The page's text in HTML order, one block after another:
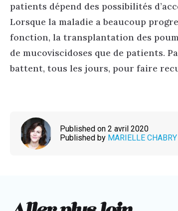
patients dépend des possibilités
Lorsque la maladie a beaucoup
fonction, la transplantation des
de mucoviscidoses que de patients.
battent, tous les jours, pour faire
Published on 2 avril 2020
Published by MARIELLE CHABRY
Aller plus loin